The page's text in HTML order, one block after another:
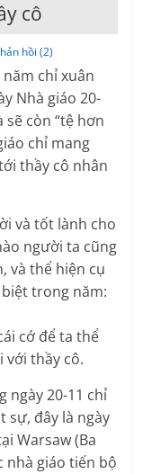
cô
hồi (2)
chỉ xuân
Nhà giáo 20-
còn “tệ hơn
chỉ mang
thầy cô nhân
và tốt lành cho
người ta cũng
và thể hiện cụ
trong năm:
cớ để ta thể
với thầy cô.
ngày 20-11 chỉ
sự, đây là ngày
Warsaw (Ba
nhà giáo tiến bộ